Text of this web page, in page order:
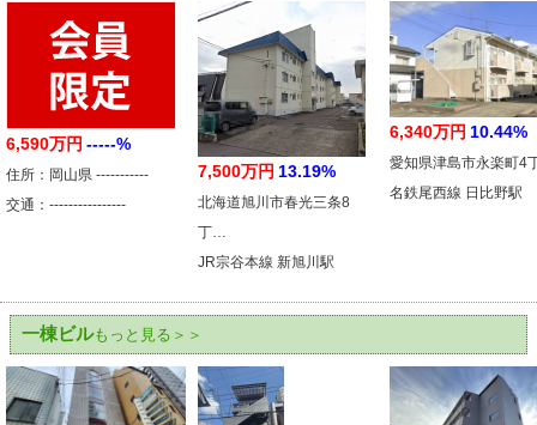
6,590万円 -----%
住所：岡山県 -----------
交通：----------------
7,500万円 13.19%
北海道旭川市春光三条8
丁…
JR宗谷本線 新旭川駅
6,340万円 10.44%
愛知県津島市永楽町4
名鉄尾西線 日比野駅
一棟ビルもっと見る＞＞